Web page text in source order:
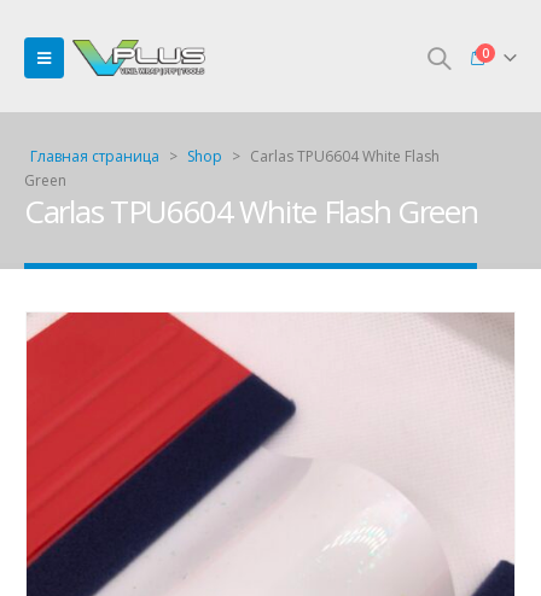
0
Главная страница > Shop > Carlas TPU6604 White Flash
Green
Carlas TPU6604 White Flash Green